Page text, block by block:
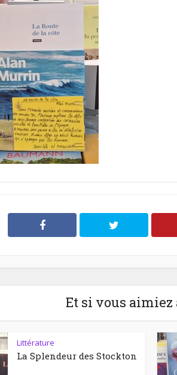
Et si vous aimiez
Littérature
La Splendeur des Stockton